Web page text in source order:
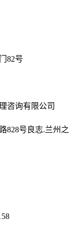
82号
咨询有限公司
828号良志.兰州之